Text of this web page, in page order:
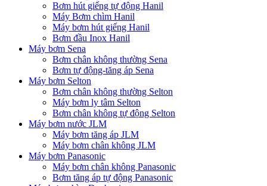
Bơm hút giếng tự động Hanil
Máy Bơm chìm Hanil
Máy bơm hút giếng Hanil
Bơm đầu Inox Hanil
Máy bơm Sena
Bơm chân không thường Sena
Bơm tự động-tăng áp Sena
Máy bơm Selton
Bơm chân không thường Selton
Máy bơm ly tâm Selton
Bơm chân không tự động Selton
Máy bơm nước JLM
Máy bơm tăng áp JLM
Máy bơm chân không JLM
Máy bơm Panasonic
Máy bơm chân không Panasonic
Bơm tăng áp tự động Panasonic